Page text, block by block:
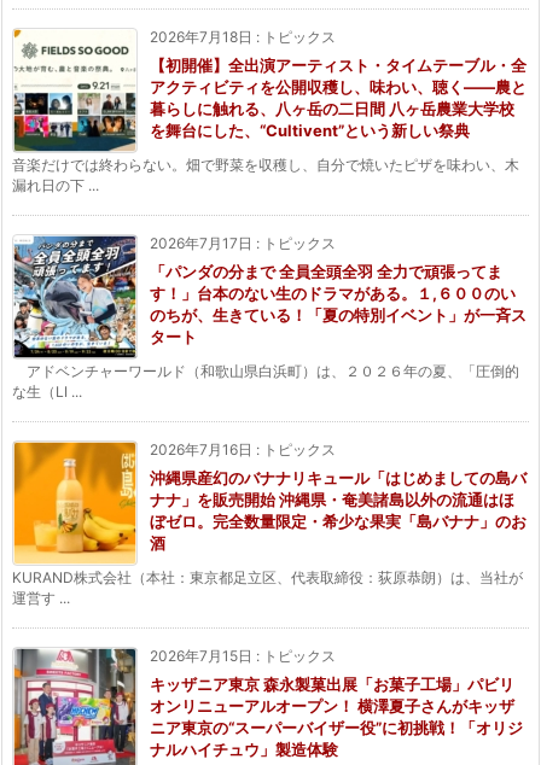
2026年7月18日 : トピックス
【初開催】全出演アーティスト・タイムテーブル・全
アクティビティを公開収穫し、味わい、聴く——農と
暮らしに触れる、八ヶ岳の二日間 八ヶ岳農業大学校
を舞台にした、“Cultivent”という新しい祭典
音楽だけでは終わらない。畑で野菜を収穫し、自分で焼いたピザを味わい、木
漏れ日の下 ...
2026年7月17日 : トピックス
「パンダの分まで 全員全頭全羽 全力で頑張ってま
す！」台本のない生のドラマがある。１,６００のい
のちが、生きている！「夏の特別イベント」が一斉ス
タート
アドベンチャーワールド（和歌山県白浜町）は、２０２６年の夏、「圧倒的
な生（LI ...
2026年7月16日 : トピックス
沖縄県産幻のバナナリキュール「はじめましての島バ
ナナ」を販売開始 沖縄県・奄美諸島以外の流通はほ
ぼゼロ。完全数量限定・希少な果実「島バナナ」のお
酒
KURAND株式会社（本社：東京都足立区、代表取締役：荻原恭朗）は、当社が
運営す ...
2026年7月15日 : トピックス
キッザニア東京 森永製菓出展「お菓子工場」パビリ
オンリニューアルオープン！ 横澤夏子さんがキッザ
ニア東京の“スーパーバイザー役”に初挑戦！「オリジ
ナルハイチュウ」製造体験